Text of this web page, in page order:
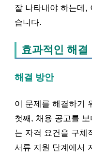
잘 나타내야 하는데,
습니다.
효과적인 해결
해결 방안
이 문제를 해결하기
첫째, 채용 공고를
는 자격 요건을 구체
서류 지원 단계에서